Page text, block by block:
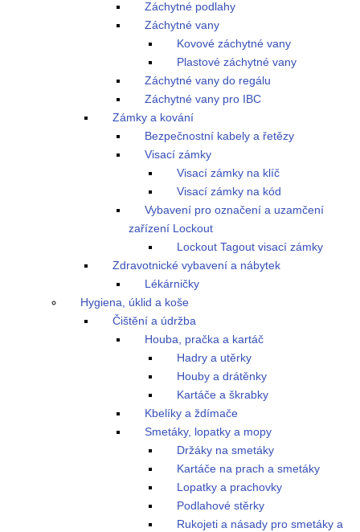
Záchytné podlahy
Záchytné vany
Kovové záchytné vany
Plastové záchytné vany
Záchytné vany do regálu
Záchytné vany pro IBC
Zámky a kování
Bezpečnostní kabely a řetězy
Visací zámky
Visací zámky na klíč
Visací zámky na kód
Vybavení pro označení a uzamčení
zařízení Lockout
Lockout Tagout visací zámky
Zdravotnické vybavení a nábytek
Lékárničky
Hygiena, úklid a koše
Čištění a údržba
Houba, pračka a kartáč
Hadry a utěrky
Houby a drátěnky
Kartáče a škrabky
Kbelíky a ždímače
Smetáky, lopatky a mopy
Držáky na smetáky
Kartáče na prach a smetáky
Lopatky a prachovky
Podlahové stěrky
Rukojeti a násady pro smetáky a